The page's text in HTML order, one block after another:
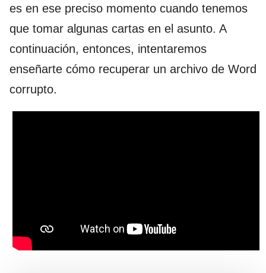
es en ese preciso momento cuando tenemos
que tomar algunas cartas en el asunto. A
continuación, entonces, intentaremos
enseñarte cómo recuperar un archivo de Word
corrupto.